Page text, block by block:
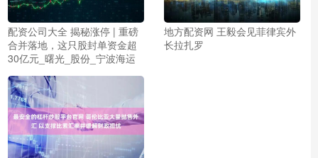
配资公司大全 揭秘涨停 | 重磅
合并落地，这只股封单资金超
30亿元_曙光_股份_宁波海运
地方配资网 王毅会见菲律宾外
长拉扎罗